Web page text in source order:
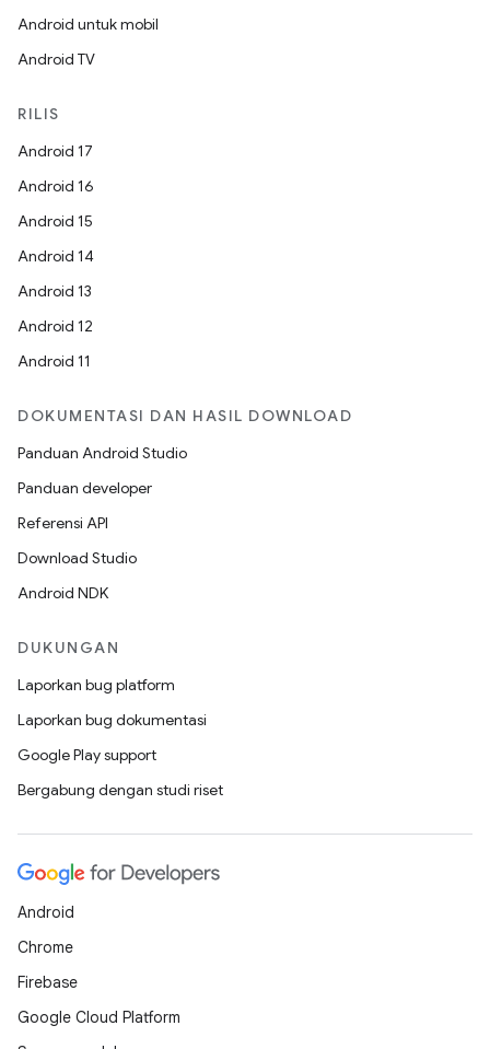
Android untuk mobil
Android TV
RILIS
Android 17
Android 16
Android 15
Android 14
Android 13
Android 12
Android 11
DOKUMENTASI DAN HASIL DOWNLOAD
Panduan Android Studio
Panduan developer
Referensi API
Download Studio
Android NDK
DUKUNGAN
Laporkan bug platform
Laporkan bug dokumentasi
Google Play support
Bergabung dengan studi riset
Android
Chrome
Firebase
Google Cloud Platform